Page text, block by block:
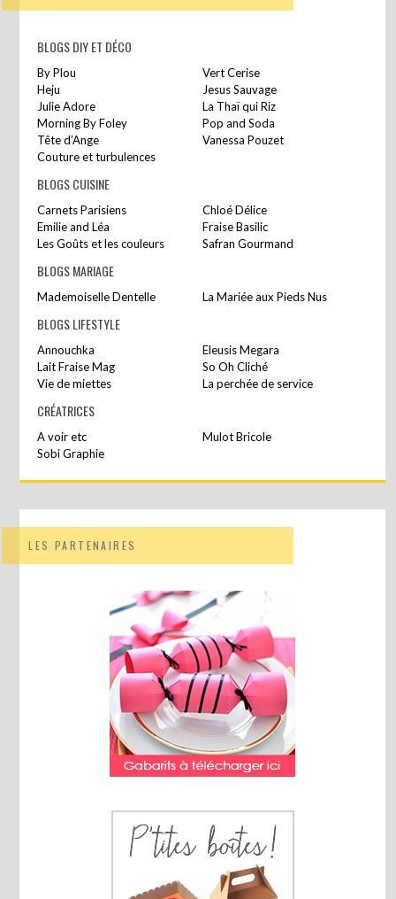
BLOGS DIY ET DÉCO
By Plou
Vert Cerise
Heju
Jesus Sauvage
Julie Adore
La Thaï qui Riz
Morning By Foley
Pop and Soda
Tête d’Ange
Vanessa Pouzet
Couture et turbulences
BLOGS CUISINE
Carnets Parisiens
Chloé Délice
Emilie and Léa
Fraise Basilic
Les Goûts et les couleurs
Safran Gourmand
BLOGS MARIAGE
Mademoiselle Dentelle La Mariée aux Pieds Nus
BLOGS LIFESTYLE
Annouchka
Eleusis Megara
Lait Fraise Mag
So Oh Cliché
Vie de miettes
La perchée de service
CRÉATRICES
A voir etc
Mulot Bricole
Sobi Graphie
LES PARTENAIRES